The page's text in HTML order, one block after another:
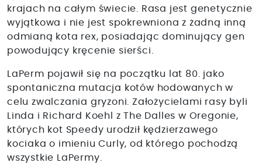
krajach na całym świecie. Rasa jest genetycznie
wyjątkowa i nie jest spokrewniona z żadną inną
odmianą kota rex, posiadając dominujący gen
powodujący kręcenie sierści.
LaPerm pojawił się na początku lat 80. jako
spontaniczna mutacja kotów hodowanych w
celu zwalczania gryzoni. Założycielami rasy byli
Linda i Richard Koehl z The Dalles w Oregonie,
których kot Speedy urodził kędzierzawego
kociaka o imieniu Curly, od którego pochodzą
wszystkie LaPermy.